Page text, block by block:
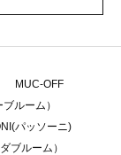
MUC-OFF
ルーム）
パッソーニ)
ブルーム）